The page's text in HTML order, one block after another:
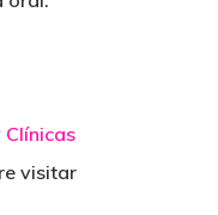
visitar